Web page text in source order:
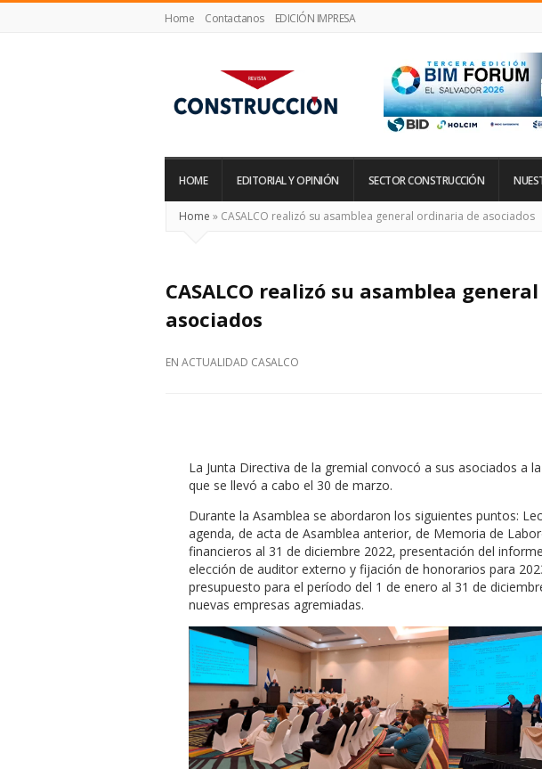
Home Contactanos EDICIÓN IMPRESA
Construcción
HOME EDITORIAL Y OPINIÓN SECTOR CONSTRUCCIÓN
Home » CASALCO realizó su asamblea general ordinaria de asociados
CASALCO realizó su asamblea
asociados
EN ACTUALIDAD CASALCO
La Junta Directiva de la gremial convocó a sus asociados a
que se llevó a cabo el 30 de marzo.
Durante la Asamblea se abordaron los siguientes puntos:
agenda, de acta de Asamblea anterior, de Memoria de
financieros al 31 de diciembre 2022, presentación del
elección de auditor externo y fijación de honorarios para
presupuesto para el período del 1 de enero al 31 de
nuevas empresas agremiadas.